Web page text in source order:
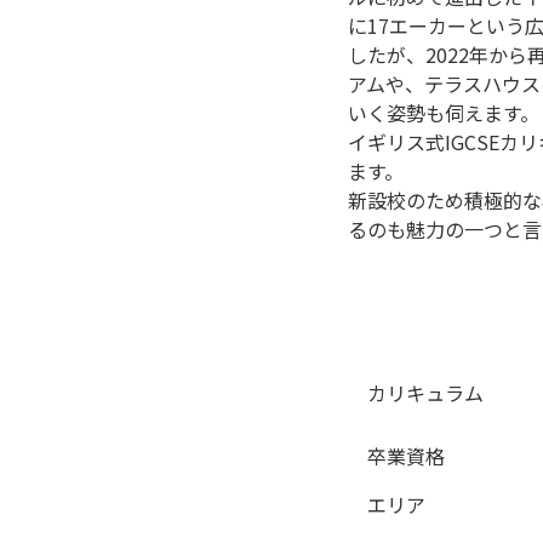
に17エーカーという
したが、2022年から
アムや、テラスハウ
いく姿勢も伺えます。
イギリス式IGCSEカ
ます。
新設校のため積極的
るのも魅力の一つと
カリキュラム
卒業資格
エリア